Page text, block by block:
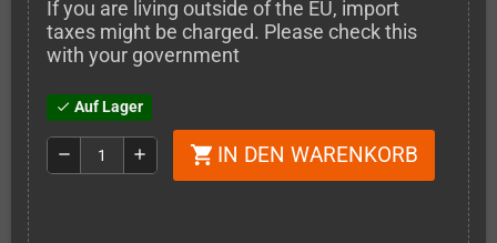
If you are living outside of the EU, import
taxes might be charged. Please check this
with your government
check Auf Lager
remove add shopping_cart IN DEN WARENKORB